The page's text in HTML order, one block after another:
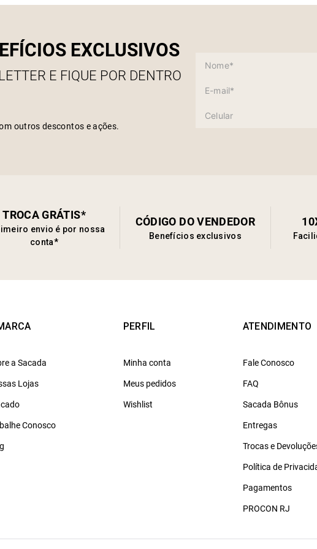
EXCLUSIVOS
E FIQUE POR DENTRO
outros descontos e ações.
TROCA GRÁTIS*
envio é por nossa
conta*
CÓDIGO DO VENDEDOR
Benefícios exclusivos
a Sacada
Lojas
Conosco
PERFIL
Minha conta
Meus pedidos
Wishlist
ATENDIMENTO
Fale Conosco
FAQ
Sacada Bônus
Entregas
Trocas e
Política de
Pagamentos
PROCON RJ